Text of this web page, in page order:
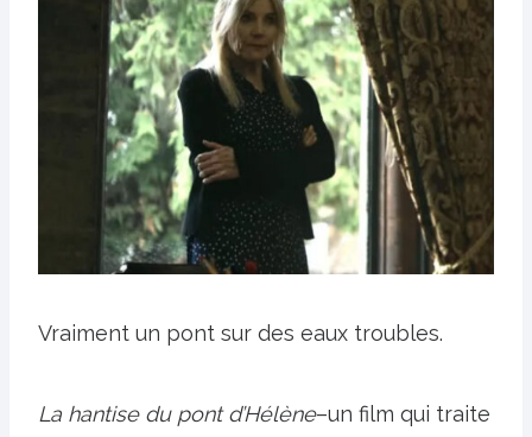
Vraiment un pont sur des eaux troubles.
La hantise du pont d’Hélène–un film qui traite